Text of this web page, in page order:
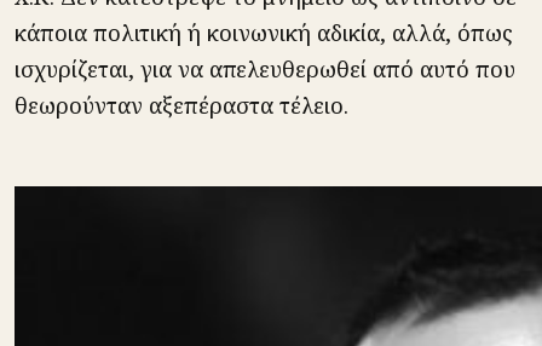
κάποια πολιτική ή κοινωνική αδικία, αλλά, όπως
ισχυρίζεται, για να απελευθερωθεί από αυτό που
θεωρούνταν αξεπέραστα τέλειο.